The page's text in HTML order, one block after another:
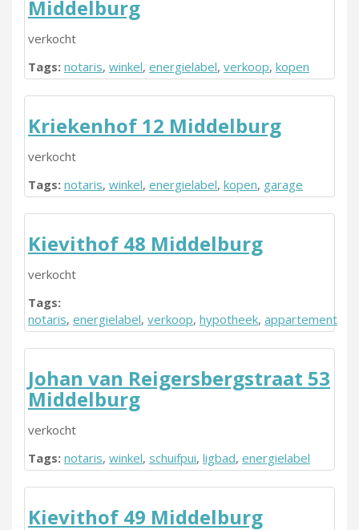
Middelburg
verkocht
Tags: notaris, winkel, energielabel, verkoop, kopen
Kriekenhof 12 Middelburg
verkocht
Tags: notaris, winkel, energielabel, kopen, garage
Kievithof 48 Middelburg
verkocht
Tags:
notaris, energielabel, verkoop, hypotheek, appartement
Johan van Reigersbergstraat 53
Middelburg
verkocht
Tags: notaris, winkel, schuifpui, ligbad, energielabel
Kievithof 49 Middelburg